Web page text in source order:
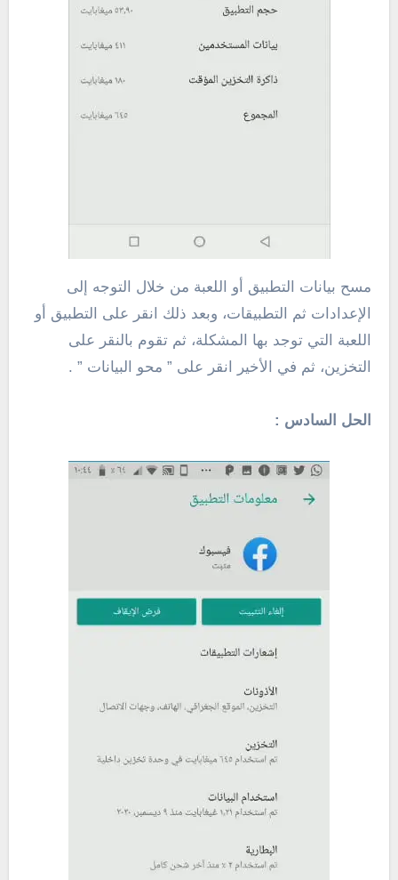
مسح بيانات التطبيق أو اللعبة من خلال التوجه إلى
الإعدادات ثم التطبيقات، وبعد ذلك انقر على التطبيق أو
اللعبة التي توجد بها المشكلة، ثم تقوم بالنقر على
التخزين، ثم في الأخير انقر على ” محو البيانات ” .
الحل السادس :